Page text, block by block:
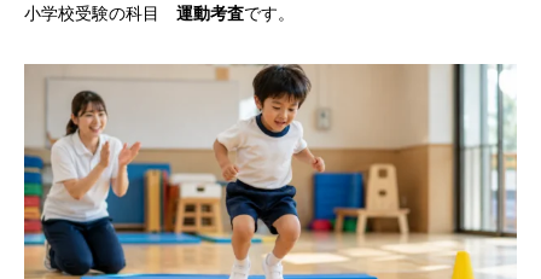
小学校受験の科目 運動考査です。